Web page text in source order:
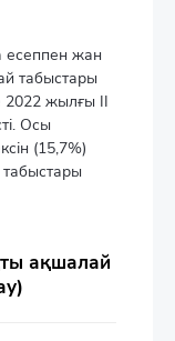
есеппен жан
табыстары
2022 жылғы II
Осы
(15,7%)
ақшалай